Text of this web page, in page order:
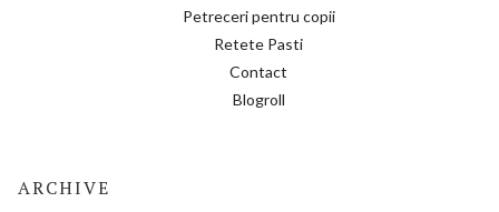
Petreceri pentru copii
Retete Pasti
Contact
Blogroll
ARCHIVE